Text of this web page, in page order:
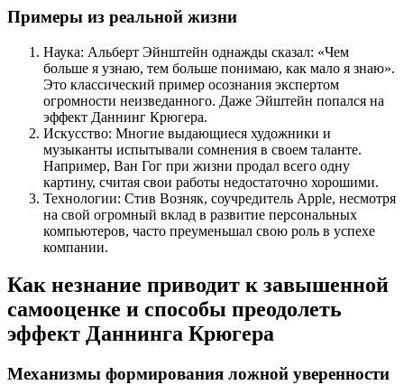
Примеры из реальной жизни
Наука: Альберт Эйнштейн однажды сказал: «Чем
больше я узнаю, тем больше понимаю, как мало я знаю».
Это классический пример осознания экспертом
огромности неизведанного. Даже Эйштейн попался на
эффект Даннинг Крюгера.
Искусство: Многие выдающиеся художники и
музыканты испытывали сомнения в своем таланте.
Например, Ван Гог при жизни продал всего одну
картину, считая свои работы недостаточно хорошими.
Технологии: Стив Возняк, соучредитель Apple, несмотря
на свой огромный вклад в развитие персональных
компьютеров, часто преуменьшал свою роль в успехе
компании.
Как незнание приводит к завышенной
самооценке и способы преодолеть
эффект Даннинга Крюгера
Механизмы формирования ложной уверенности